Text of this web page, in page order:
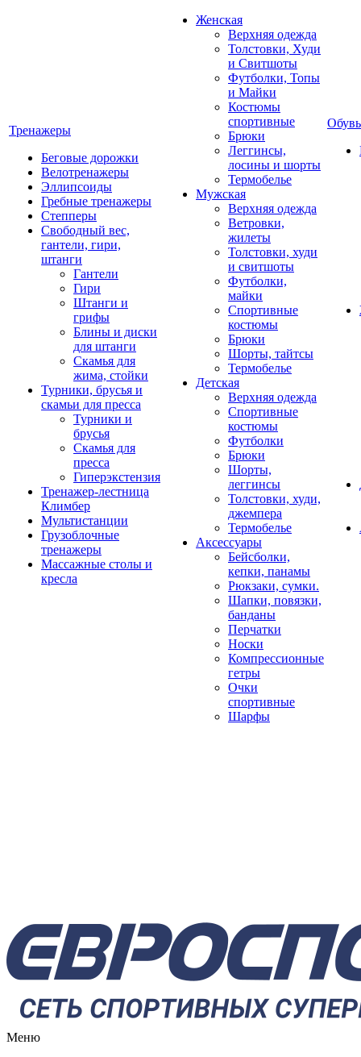
Тренажеры
Беговые дорожки
Велотренажеры
Эллипсоиды
Гребные тренажеры
Степперы
Свободный вес,
гантели, гири,
штанги
Гантели
Гири
Штанги и
грифы
Блины и диски
для штанги
Скамья для
жима, стойки
Турники, брусья и
скамьи для пресса
Турники и
брусья
Скамья для
пресса
Гиперэкстензия
Тренажер-лестница
Климбер
Мультистанции
Грузоблочные
тренажеры
Массажные столы и
кресла
Женская
Верхняя одежда
Толстовки, Худи
и Свитшоты
Футболки, Топы
и Майки
Костюмы
спортивные
Брюки
Леггинсы,
лосины и шорты
Термобелье
Мужская
Верхняя одежда
Ветровки,
жилеты
Толстовки, худи
и свитшоты
Футболки,
майки
Спортивные
костюмы
Брюки
Шорты, тайтсы
Термобелье
Детская
Верхняя одежда
Спортивные
костюмы
Футболки
Брюки
Шорты,
леггинсы
Толстовки, худи,
джемпера
Термобелье
Аксессуары
Бейсболки,
кепки, панамы
Рюкзаки, сумки.
Шапки, повязки,
банданы
Перчатки
Носки
Компрессионные
гетры
Очки
спортивные
Шарфы
Обувь
Меню